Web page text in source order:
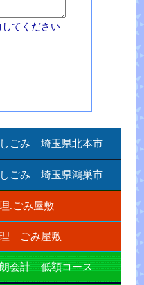
てください
ごみ 埼玉県北本市
ごみ 埼玉県鴻巣市
.ごみ屋敷
ごみ屋敷
会計 低額コース